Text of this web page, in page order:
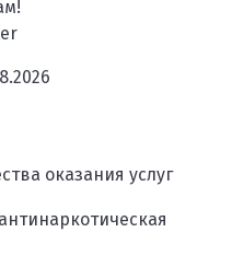
оказания услуг